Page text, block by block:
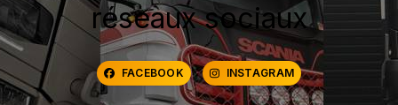
réseaux sociaux
FACEBOOK INSTAGRAM